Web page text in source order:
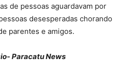
de pessoas aguardavam por
desesperadas chorando
parentes e amigos.
Paracatu News